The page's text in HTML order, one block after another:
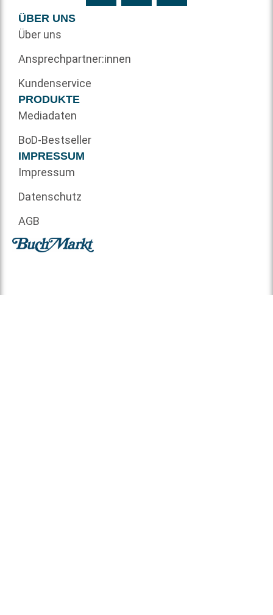
ÜBER UNS
Über uns
Ansprechpartner:innen
Kundenservice
PRODUKTE
Mediadaten
BoD-Bestseller
IMPRESSUM
Impressum
Datenschutz
AGB